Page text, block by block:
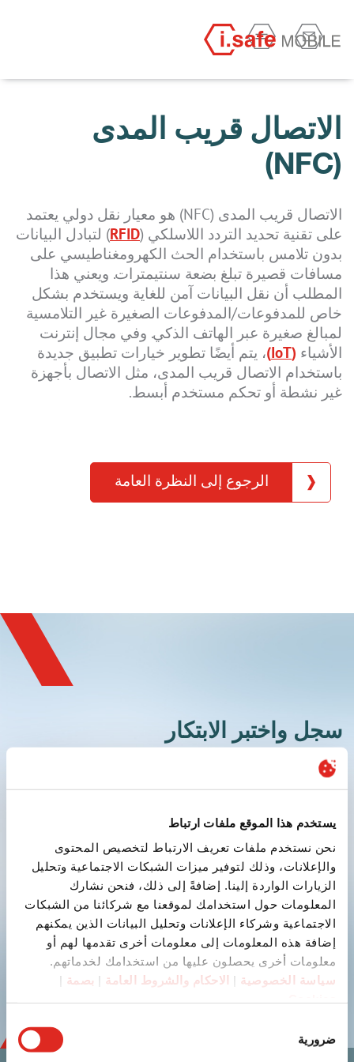
يستخدم هذا الموقع ملفات ارتباط
نحن نستخدم ملفات تعريف الارتباط لتخصيص المحتوى
والإعلانات، وذلك لتوفير ميزات الشبكات الاجتماعية وتحليل
الزيارات الواردة إلينا. إضافةً إلى ذلك، فنحن نشارك
المعلومات حول استخدامك لموقعنا مع شركائنا من الشبكات
الاجتماعية وشركاء الإعلانات وتحليل البيانات الذين يمكنهم
إضافة هذه المعلومات إلى معلومات أخرى تقدمها لهم أو
معلومات أخرى يحصلون عليها من استخدامك لخدماتهم.
سياسة الخصوصية | الاحكام والشروط العامة | بصمة |
الموافقة
ضرورية
الاتصال قريب المدى
(NFC)
الاتصال قريب المدى (NFC) هو معيار نقل دولي يعتمد
على تقنية تحديد التردد اللاسلكي (RFID) لتبادل البيانات
بدون تلامس باستخدام الحث الكهرومغناطيسي على
مسافات قصيرة تبلغ بضعة سنتيمترات. ويعني هذا
المطلب أن نقل البيانات آمن للغاية ويستخدم بشكل
خاص للمدفوعات/المدفوعات الصغيرة غير التلامسية
لمبالغ صغيرة عبر الهاتف الذكي. وفي مجال إنترنت
الأشياء (IoT)
، يتم أيضًا تطوير خيارات تطبيق جديدة
باستخدام الاتصال قريب المدى، مثل الاتصال بأجهزة
غير نشطة أو تحكم مستخدم أبسط.
الرجوع إلى النظرة العامة
سجل واختبر الابتكار
إرسال
linkedin
youtube